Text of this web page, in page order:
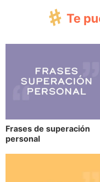
Te
Frases de superación
personal